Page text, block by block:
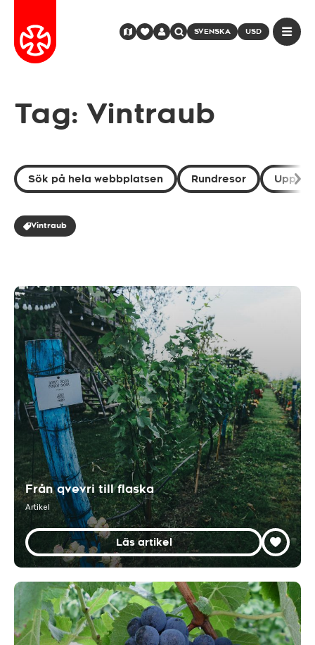
SVENSKA USD
Tag: Vintraub
Sök på hela webbplatsen Rundresor
Vintraub
Från qvevri till flaska
Artikel
Läs artikel